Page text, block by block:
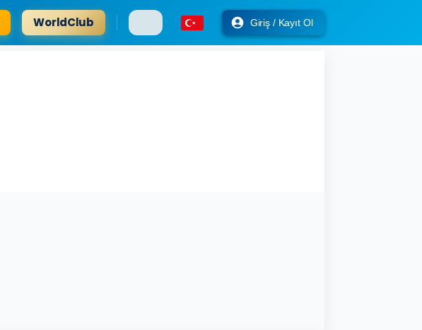
WorldClub Giriş / Kayıt Ol